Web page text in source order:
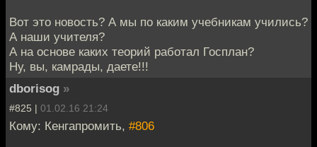
Вот это новость? А мы по каким учебникам учились?
А наши учителя?
А на основе каких теорий работал Госплан?
Ну, вы, камрады, даете!!!
dborisog »
#825 | 01.02.16 21:24
Кому: Кенгапромить, #806